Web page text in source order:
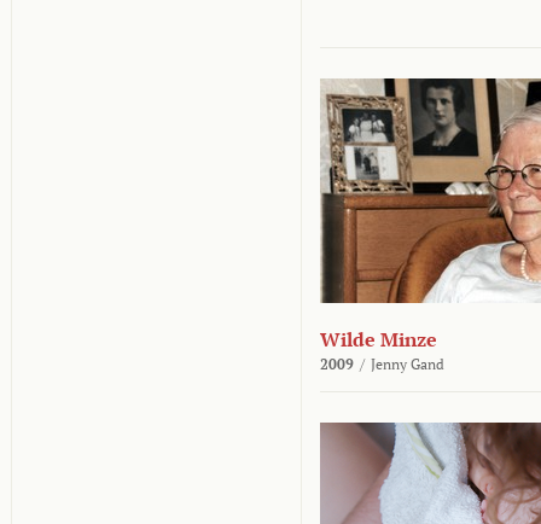
Wilde Minze
2009 / Jenny Gand